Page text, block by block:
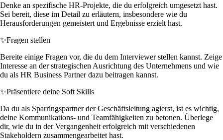
Denke an spezifische HR-Projekte, die du erfolgreich umgesetzt hast.
Sei bereit, diese im Detail zu erläutern, insbesondere wie du
Herausforderungen gemeistert und Ergebnisse erzielt hast.
✨Fragen stellen
Bereite einige Fragen vor, die du dem Interviewer stellen kannst. Zeige
Interesse an der strategischen Ausrichtung des Unternehmens und wie
du als HR Business Partner dazu beitragen kannst.
✨Präsentiere deine Soft Skills
Da du als Sparringspartner der Geschäftsleitung agierst, ist es wichtig,
deine Kommunikations- und Teamfähigkeiten zu betonen. Überlege
dir, wie du in der Vergangenheit erfolgreich mit verschiedenen
Stakeholdern zusammengearbeitet hast.